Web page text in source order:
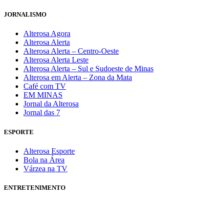
JORNALISMO
Alterosa Agora
Alterosa Alerta
Alterosa Alerta – Centro-Oeste
Alterosa Alerta Leste
Alterosa Alerta – Sul e Sudoeste de Minas
Alterosa em Alerta – Zona da Mata
Café com TV
EM MINAS
Jornal da Alterosa
Jornal das 7
ESPORTE
Alterosa Esporte
Bola na Área
Várzea na TV
ENTRETENIMENTO